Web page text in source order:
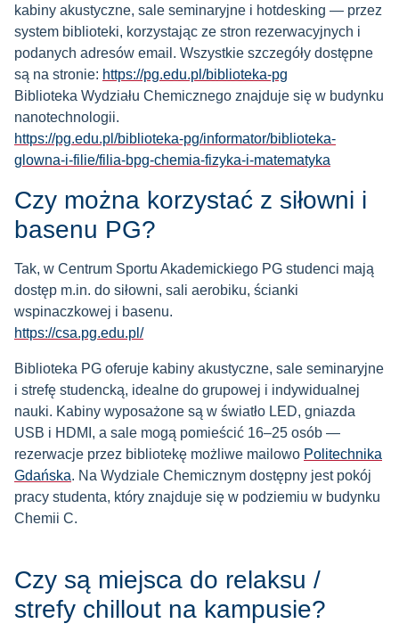
kabiny akustyczne, sale seminaryjne i hotdesking — przez
system biblioteki, korzystając ze stron rezerwacyjnych i
podanych adresów email. Wszystkie szczegóły dostępne
są na stronie: https://pg.edu.pl/biblioteka-pg
Biblioteka Wydziału Chemicznego znajduje się w budynku
nanotechnologii.
https://pg.edu.pl/biblioteka-pg/informator/biblioteka-
glowna-i-filie/filia-bpg-chemia-fizyka-i-matematyka
Czy można korzystać z siłowni i
basenu PG?
Tak, w Centrum Sportu Akademickiego PG studenci mają
dostęp m.in. do siłowni, sali aerobiku, ścianki
wspinaczkowej i basenu.
https://csa.pg.edu.pl/
Biblioteka PG oferuje kabiny akustyczne, sale seminaryjne
i strefę studencką, idealne do grupowej i indywidualnej
nauki. Kabiny wyposażone są w światło LED, gniazda
USB i HDMI, a sale mogą pomieścić 16–25 osób —
rezerwacje przez bibliotekę możliwe mailowo Politechnika
Gdańska. Na Wydziale Chemicznym dostępny jest pokój
pracy studenta, który znajduje się w podziemiu w budynku
Chemii C.
Czy są miejsca do relaksu /
strefy chillout na kampusie?